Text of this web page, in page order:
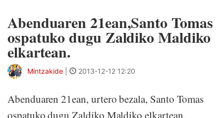
Abenduaren 21ean,Santo Tomas
ospatuko dugu Zaldiko Maldiko
elkartean.
Mintzakide 2013-12-12 12:20
Abenduaren 21ean, urtero bezala, Santo Tomas
ospatuko dugu Zaldiko Maldiko elkartean.